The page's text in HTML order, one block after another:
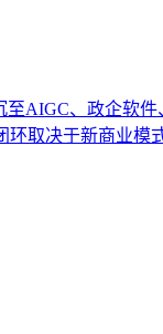
AIGC、政企软件
取决于新商业模